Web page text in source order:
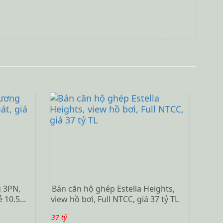
10.5...
Bán căn hộ ghép Estella Heights,
view hồ bơi, Full NTCC, giá 37 tỷ TL
37 tỷ